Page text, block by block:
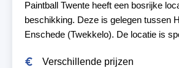
Paintball Twente heeft een bosrijke
beschikking. Deze is gelegen tussen
Enschede (Twekkelo). De locatie is
Verschillende prijzen